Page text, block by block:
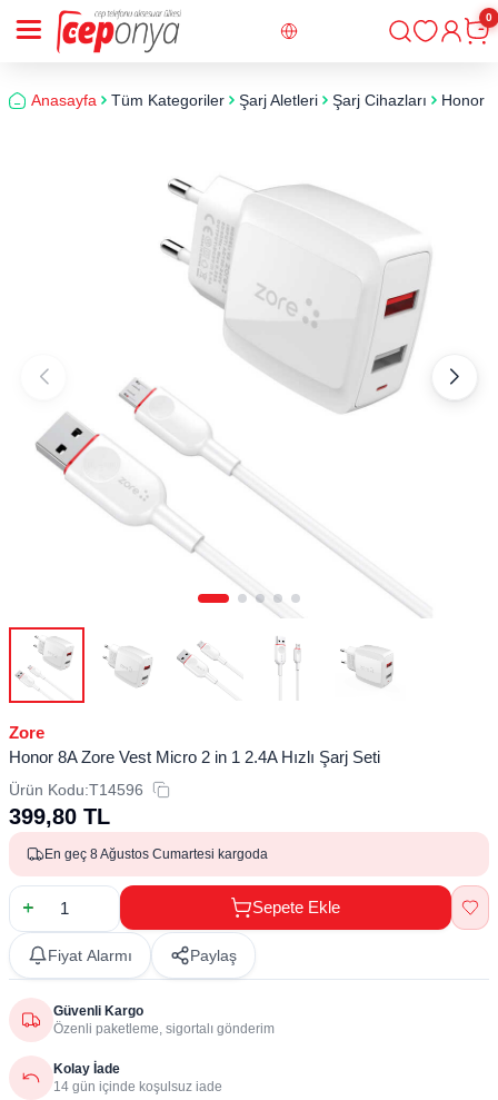
Giriş
0
Anasayfa Tüm Kategoriler Şarj Aletleri Şarj Cihazları Honor
Zore
Honor 8A Zore Vest Micro 2 in 1 2.4A Hızlı Şarj Seti
Ürün Kodu:T14596
399,80 TL
En geç 8 Ağustos Cumartesi kargoda
Sepete Ekle
Fiyat Alarmı Paylaş
Güvenli Kargo
Özenli paketleme, sigortalı gönderim
Kolay İade
14 gün içinde koşulsuz iade